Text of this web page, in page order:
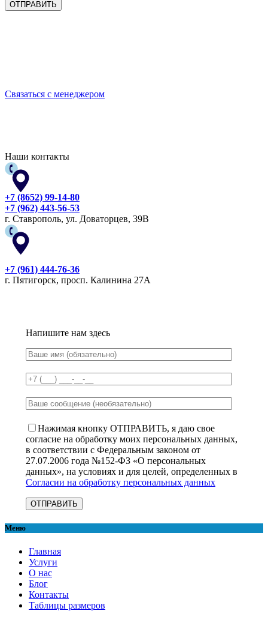
Связаться с менеджером
Наши контакты
+7 (8652) 99-14-80
+7 (962) 443-56-53
г. Ставрополь, ул. Доваторцев, 39В
+7 (961) 444-76-36
г. Пятигорск, просп. Калинина 27А
Напишите нам здесь
Нажимая кнопку ОТПРАВИТЬ, я даю свое
согласие на обработку моих персональных данных,
в соответствии с Федеральным законом от
27.07.2006 года №152-ФЗ «О персональных
данных», на условиях и для целей, определенных в
Согласии на обработку персональных данных
Меню
Главная
Услуги
О нас
Блог
Контакты
Таблицы размеров